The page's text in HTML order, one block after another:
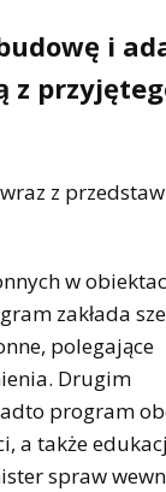
i
z
w
zakłada
polegające
Drugim
program
a także
spraw